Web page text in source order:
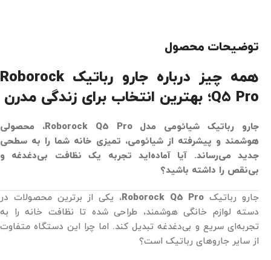
توضیحات محصول
همه چیز درباره جارو رباتیک Roborock
Q5 Pro؛ بهترین انتخاب برای زندگی مدرن
جارو رباتیک شیائومی مدل Roborock Q5 Pro، محصولی
هوشمند و پیشرفته از شیائومی، تمیزی خانه شما را به سطحی
جدید می‌رساند. آیا آماده‌اید تجربه یک نظافت بی‌دغدغه و
بی‌نقص را داشته باشید؟
جارو رباتیک Roborock Q5 Pro، یکی از برترین محصولات در
دسته لوازم خانگی هوشمند، طراحی شده تا نظافت خانه را به
تجربه‌ای سریع و بی‌دغدغه تبدیل کند. اما چرا این دستگاه متفاوت
از سایر جاروهای رباتیک است؟